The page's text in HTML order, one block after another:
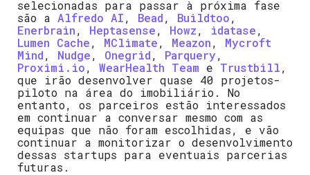
selecionadas para passar à próxima fase
são a Alfredo AI, Bead, Buildtoo,
Enerbrain, Heptasense, Howz, idatase,
Lumen Cache, MClimate, Meazon, Mycroft
Mind, Nudge, Onegrid, Parquery,
Proximi.io, WearHealth Team e Trustbill,
que irão desenvolver quase 40 projetos-
piloto na área do imobiliário. No
entanto, os parceiros estão interessados
em continuar a conversar mesmo com as
equipas que não foram escolhidas, e vão
continuar a monitorizar o desenvolvimento
dessas startups para eventuais parcerias
futuras.